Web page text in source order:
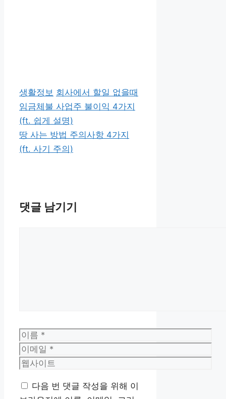
카
테
고
리
생활정보 태
그
회사에서 할일 없을때
임금체불 사업주 불이익 4가지
(ft. 쉽게 설명)
땅 사는 방법 주의사항 4가지
(ft. 사기 주의)
댓글 남기기
이
름
이
메
웹
이
다음 번 댓글 작성을 위해 이